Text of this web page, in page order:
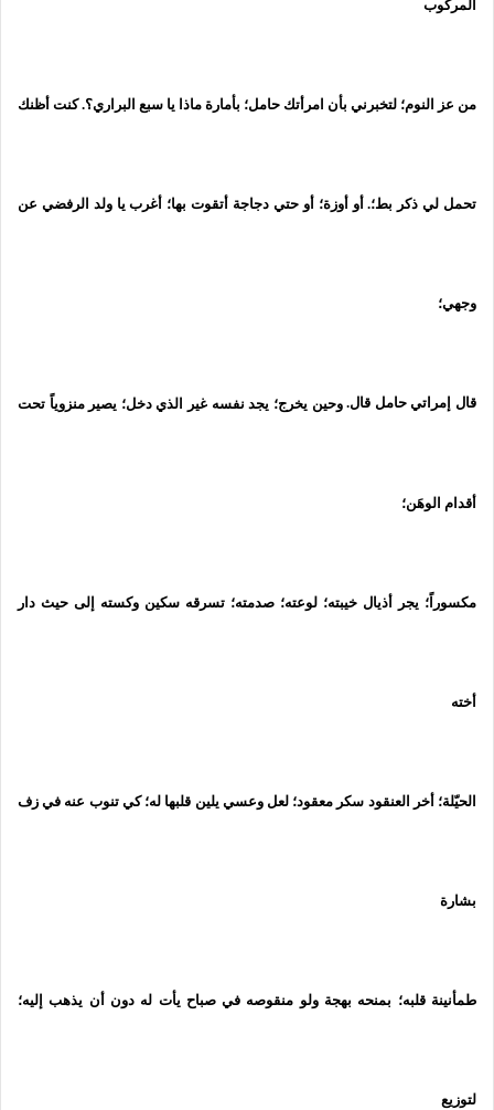
المركوب
من عز النوم؛ لتخبرني بأن امرأتك حامل؛ بأمارة ماذا يا سبع البراري؟. كنت أظنك
تحمل لي ذكر بط؛. أو أوزة؛ أو حتي دجاجة أتقوت بها؛ أغرب يا ولد الرفضي عن
وجهي؛
قال إمراتي حامل قال.وحين يخرج؛ يجد نفسه غير الذي دخل؛ يصير منزوياً تحت
أقدام الوهَن؛
مكسوراً؛ يجر أذيال خيبته؛ لوعته؛ صدمته؛ تسرقه سكين وكسته إلى حيث دار
أخته
الحيّلة؛ أخر العنقود سكر معقود؛ لعل وعسي يلين قلبها له؛ كي تنوب عنه في زف
بشارة
طمأنينة قلبه؛ بمنحه بهجة ولو منقوصه في صباح يأت له دون أن يذهب إليه؛
لتوزيع